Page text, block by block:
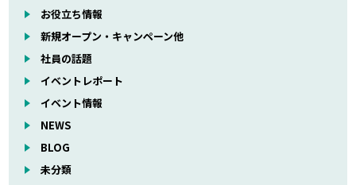
お役立ち情報
新規オープン・キャンペーン他
社員の話題
イベントレポート
イベント情報
NEWS
BLOG
未分類